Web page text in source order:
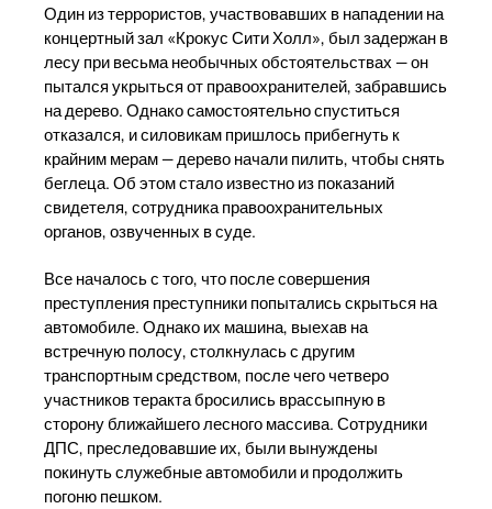
Один из террористов, участвовавших в нападении на
концертный зал «Крокус Сити Холл», был задержан в
лесу при весьма необычных обстоятельствах — он
пытался укрыться от правоохранителей, забравшись
на дерево. Однако самостоятельно спуститься
отказался, и силовикам пришлось прибегнуть к
крайним мерам — дерево начали пилить, чтобы снять
беглеца. Об этом стало известно из показаний
свидетеля, сотрудника правоохранительных
органов, озвученных в суде.
Все началось с того, что после совершения
преступления преступники попытались скрыться на
автомобиле. Однако их машина, выехав на
встречную полосу, столкнулась с другим
транспортным средством, после чего четверо
участников теракта бросились врассыпную в
сторону ближайшего лесного массива. Сотрудники
ДПС, преследовавшие их, были вынуждены
покинуть служебные автомобили и продолжить
погоню пешком.